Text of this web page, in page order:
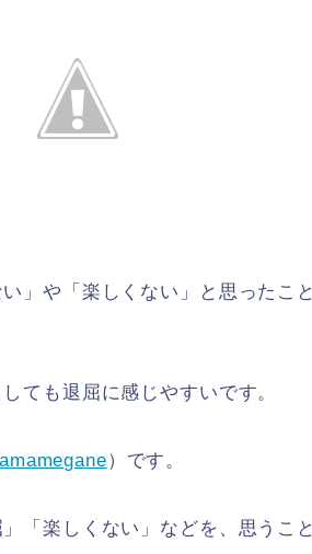
」や「楽しくない」と思ったこ
ても退屈に感じやすいです。
）です。
「楽しくない」などを、思うこ